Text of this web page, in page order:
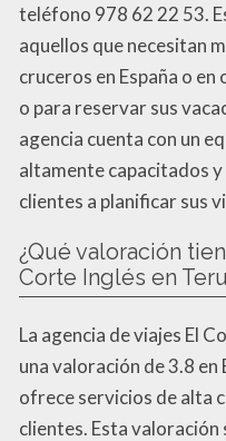
teléfono 978 62 22 53.
aquellos que necesitan
cruceros en España o
o para reservar sus
agencia cuenta con un
altamente capacitados
clientes a planificar sus
¿Qué valoración
Corte Inglés en
La agencia de viajes El
una valoración de 3.8 en
ofrece servicios de alta
clientes. Esta valoración